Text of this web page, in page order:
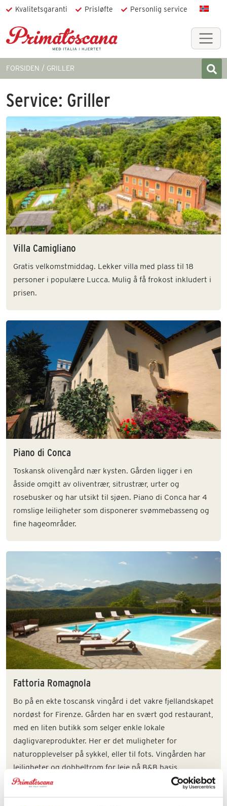
Kvalitetsgaranti Prisløfte Personlig service
FORSIDEN GRILLER
Service: Griller
Villa Camigliano
Gratis velkomstmiddag. Lekker villa med plass til 18
personer i populære Lucca. Mulig å få frokost inkludert i
prisen.
Piano di Conca
Toskansk olivengård nær kysten. Gården ligger i en
åsside omgitt av oliventrær, sitrustrær, urter og
rosebusker og har utsikt til sjøen. Piano di Conca har 4
romslige leiligheter som disponerer svømmebasseng og
fine hageområder.
Fattoria Romagnola
Bo på en ekte toscansk vingård i det vakre fjellandskapet
nordøst for Firenze. Gården har en svært god restaurant,
med en liten butikk som selger enkle lokale
dagligvareprodukter. Her er det muligheter for
naturopplevelser på sykkel, eller til fots. Vingården har
leiligheter og dobbeltrom for leie på B&B basis.